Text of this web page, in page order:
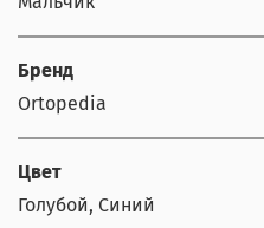
Бренд
Ortopedia
Цвет
Голубой, Синий